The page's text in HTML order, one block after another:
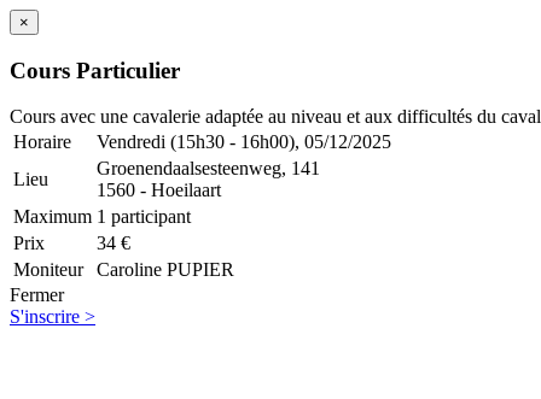
×
Cours Particulier
Cours avec une cavalerie adaptée au niveau et aux difficultés du
Horaire
Vendredi (15h30 - 16h00), 05/12/2025
Lieu
Groenendaalsesteenweg, 141
1560 - Hoeilaart
Maximum 1 participant
Prix
34 €
Moniteur
Caroline PUPIER
Fermer
S'inscrire >